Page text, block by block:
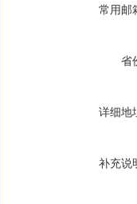
常用邮
省
详细地
补充说